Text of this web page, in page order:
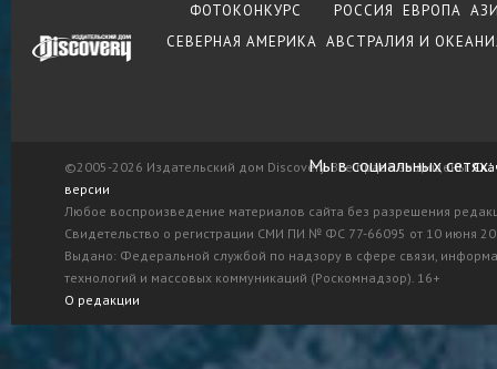
ФОТОКОНКУРС РОССИЯ ЕВРОПА
СЕВЕРНАЯ АМЕРИКА АВСТРАЛИЯ И
©2005-2026 Издательский дом Discovery. Все права защищены.
версии
Любое воспроизведение материалов сайта без разрешения
Свидетельство о регистрации СМИ ПИ № ФС 77-66095 от 10 июня
Выдано: Федеральной службой по надзору в сфере связи,
технологий и массовых коммуникаций (Роскомнадзор). 16+
О редакции
Мы в социальных сетях: